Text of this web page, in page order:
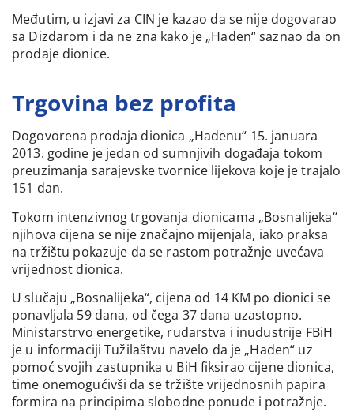
Međutim, u izjavi za CIN je kazao da se nije dogovarao
sa Dizdarom i da ne zna kako je „Haden“ saznao da on
prodaje dionice.
Trgovina bez profita
Dogovorena prodaja dionica „Hadenu“ 15. januara
2013. godine je jedan od sumnjivih događaja tokom
preuzimanja sarajevske tvornice lijekova koje je trajalo
151 dan.
Tokom intenzivnog trgovanja dionicama „Bosnalijeka“
njihova cijena se nije značajno mijenjala, iako praksa
na tržištu pokazuje da se rastom potražnje uvećava
vrijednost dionica.
U slučaju „Bosnalijeka“, cijena od 14 KM po dionici se
ponavljala 59 dana, od čega 37 dana uzastopno.
Ministarstrvo energetike, rudarstva i inudustrije FBiH
je u informaciji Tužilaštvu navelo da je „Haden“ uz
pomoć svojih zastupnika u BiH fiksirao cijene dionica,
time onemogućivši da se tržište vrijednosnih papira
formira na principima slobodne ponude i potražnje.